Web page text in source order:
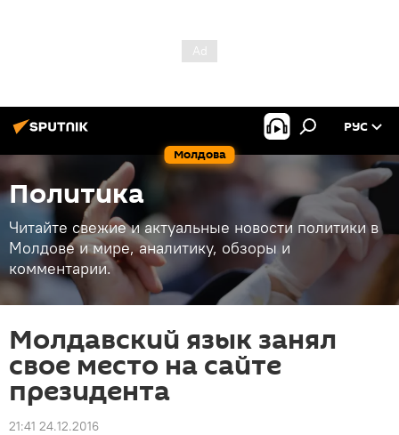
Молдова
РУС
Политика
Читайте свежие и актуальные новости политики в
Молдове и мире, аналитику, обзоры и
комментарии.
Молдавский язык занял
свое место на сайте
президента
21:41 24.12.2016